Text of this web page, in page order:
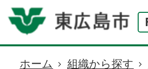
現
ホーム 組織から探す